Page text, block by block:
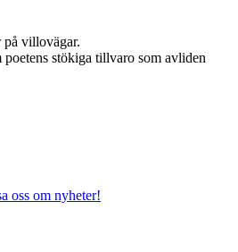
på villovägar.
stökiga tillvaro som avliden
oss om nyheter!